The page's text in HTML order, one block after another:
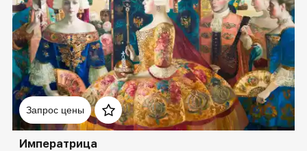
Запрос цены
Домен: spb.rakovgallery.ru
Императрица